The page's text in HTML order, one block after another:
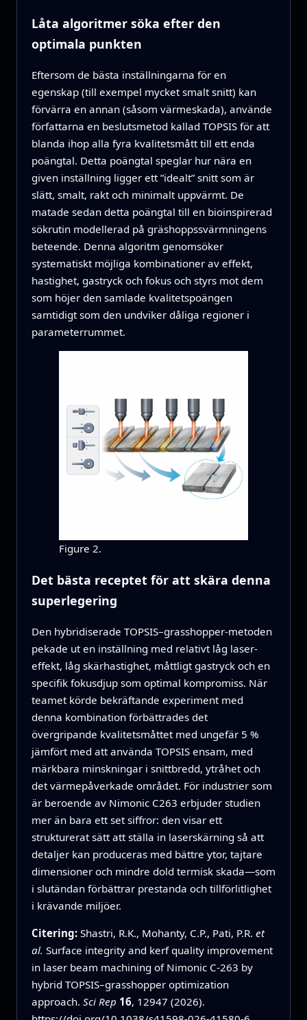
Låta algoritmer söka efter den
optimala punkten
Eftersom de bästa inställningarna för en
egenskap (till exempel mycket smalt snitt) kan
förvärra en annan (såsom värmeskada), använde
författarna en beslutsmetod kallad TOPSIS för att
blanda ihop alla fyra kvalitetsmått till ett enda
poängtal. Detta poängtal speglar hur nära en
given inställning ligger ett ”idealt” snitt som är
slätt, smalt, rakt och minimalt uppvärmt. De
matade sedan detta poängtal till en bioinspirerad
sökrutin modellerad på gräshoppssvärmningens
beteende. Denna algoritm genomsöker
systematiskt möjliga kombinationer av effekt,
hastighet, gastryck och fokus och styrs mot dem
som höjer den samlade kvalitets­poängen
samtidigt som den undviker dåliga regioner i
parameter­rummet.
Figure 2.
Det bästa receptet för att skära denna
superlegering
Den hybridiserade TOPSIS–grasshopper-metoden
pekade ut en inställning med relativt låg laser­
effekt, låg skärhastighet, måttligt gastryck och en
specifik fokusdjup som optimal kompromiss. När
teamet körde bekräftande experiment med
denna kombination förbättrades det
övergripande kvalitets­måttet med ungefär 5 %
jämfört med att använda TOPSIS ensam, med
märkbara minskningar i snittbredd, ytråhet och
det värmepåverkade området. För industrier som
är beroende av Nimonic C263 erbjuder studien
mer än bara ett set siffror: den visar ett
strukturerat sätt att ställa in laserskärning så att
detaljer kan produceras med bättre ytor, tajtare
dimensioner och mindre dold termisk skada—som
i slutändan förbättrar prestanda och tillförlitlighet
i krävande miljöer.
Citering: Shastri, R.K., Mohanty, C.P., Pati, P.R. et
al. Surface integrity and kerf quality improvement
in laser beam machining of Nimonic C-263 by
hybrid TOPSIS–grasshopper optimization
approach. Sci Rep 16, 12947 (2026).